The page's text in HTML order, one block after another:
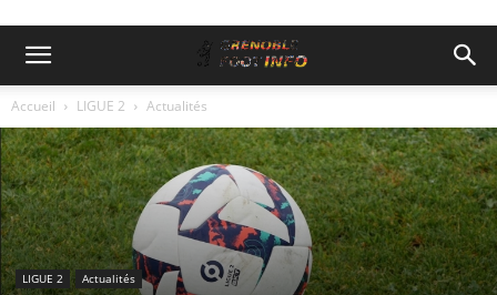
Accueil LIGUE 2 Actualités
LIGUE 2 Actualités